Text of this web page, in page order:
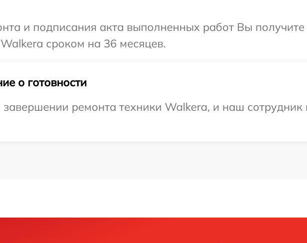
и подписания акта выполненных работ Вы
сроком на 36 месяцев.
о готовности
ремонта техники Walkera, и наш сотрудник